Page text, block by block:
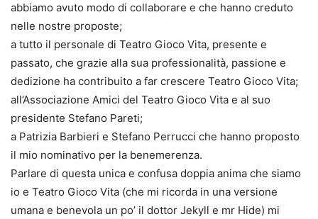
abbiamo avuto modo di collaborare e che hanno creduto
nelle nostre proposte;
a tutto il personale di Teatro Gioco Vita, presente e
passato, che grazie alla sua professionalità, passione e
dedizione ha contribuito a far crescere Teatro Gioco Vita;
all’Associazione Amici del Teatro Gioco Vita e al suo
presidente Stefano Pareti;
a Patrizia Barbieri e Stefano Perrucci che hanno proposto
il mio nominativo per la benemerenza.
Parlare di questa unica e confusa doppia anima che siamo
io e Teatro Gioco Vita (che mi ricorda in una versione
umana e benevola un po’ il dottor Jekyll e mr Hide) mi